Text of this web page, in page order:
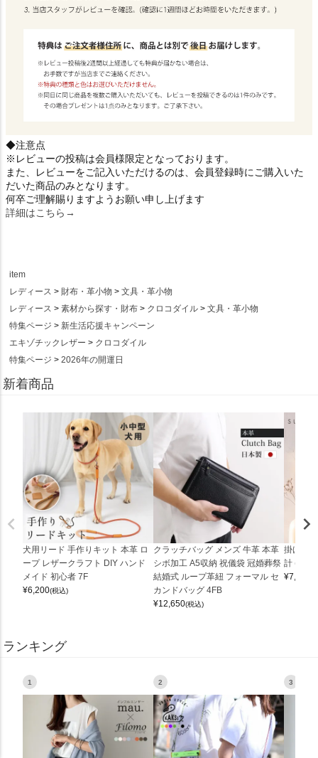
◆注意点
※レビューの投稿は会員様限定となっております。
また、レビューをご記入いただけるのは、会員登録時にご購入いた
だいた商品のみとなります。
何卒ご理解賜りますようお願い申し上げます
詳細はこちら→
item
レディース
財布・革小物
文具・革小物
レディース
素材から探す・財布 クロコダイル
文具・革小物
特集ページ
新生活応援キャンペーン
エキゾチックレザー
クロコダイル
特集ページ
2026年の開運日
新着商品
犬用リード 手作りキット 本革 ロ
ープ レザークラフト DIY ハンド
メイド 初心者 7F
¥6,200(税込)
クラッチバッグ メンズ 牛革 本革
シボ加工 A5収納 祝儀袋 冠婚葬祭
結婚式 ループ革紐 フォーマル セ
カンドバッグ 4FB
¥12,650(税込)
掛け時
計
¥7,150
ランキング
1 2 3